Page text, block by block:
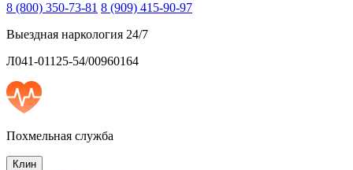
8 (800) 350-73-81 8 (909) 415-90-97
Выездная наркология 24/7
Л041-01125-54/00960164
Похмельная служба
Клин